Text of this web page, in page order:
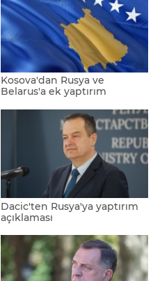
Kosova'dan Rusya ve
Belarus'a ek yaptırım
Dacic'ten Rusya'ya yaptırım
açıklaması